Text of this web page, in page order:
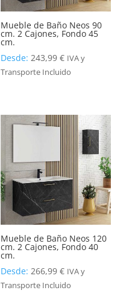
Mueble de Baño Neos 90
cm. 2 Cajones, Fondo 45
cm.
Desde:243,99€ IVA y
Transporte Incluido
Mueble de Baño Neos 120
cm. 2 Cajones, Fondo 40
cm.
Desde:266,99€ IVA y
Transporte Incluido